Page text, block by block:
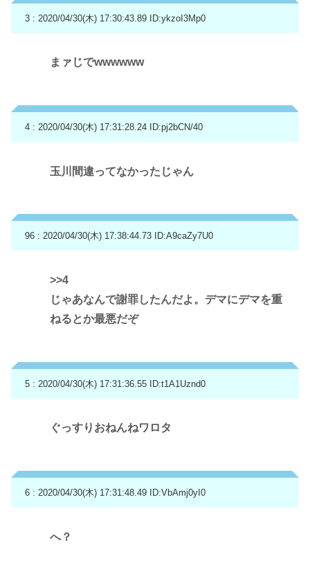
3 : 2020/04/30(木) 17:30:43.89 ID:ykzoI3Mp0
まァじでwwwwww
4 : 2020/04/30(木) 17:31:28.24 ID:pj2bCN/40
玉川間違ってなかったじゃん
96 : 2020/04/30(木) 17:38:44.73 ID:A9caZy7U0
>>4
じゃあなんで謝罪したんだよ。デマにデマを重
ねるとか最悪だぞ
5 : 2020/04/30(木) 17:31:36.55 ID:t1A1Uznd0
ぐっすりおねんねワロタ
6 : 2020/04/30(木) 17:31:48.49 ID:VbAmj0yI0
へ？